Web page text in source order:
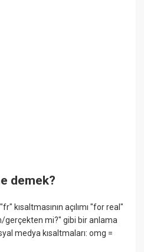
demek?
kısaltmasının açılımı "for real"
gerçekten mi?" gibi bir anlama
medya kısaltmaları: omg =